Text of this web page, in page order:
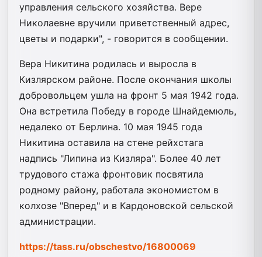
управления сельского хозяйства. Вере
Николаевне вручили приветственный адрес,
цветы и подарки", - говорится в сообщении.
Вера Никитина родилась и выросла в
Кизлярском районе. После окончания школы
добровольцем ушла на фронт 5 мая 1942 года.
Она встретила Победу в городе Шнайдемюль,
недалеко от Берлина. 10 мая 1945 года
Никитина оставила на стене рейхстага
надпись "Липина из Кизляра". Более 40 лет
трудового стажа фронтовик посвятила
родному району, работала экономистом в
колхозе "Вперед" и в Кардоновской сельской
администрации.
https://tass.ru/obschestvo/16800069